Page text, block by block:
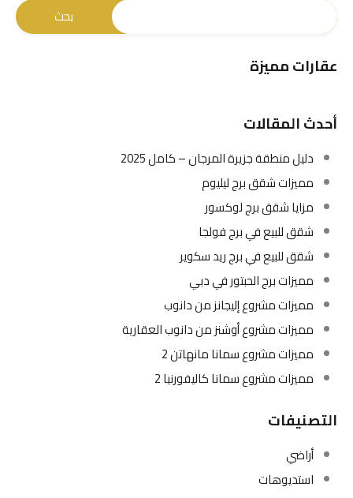
عقارات مميزة
أحدث المقالات
دليل منطقة جزيرة المرجان – كامل 2025
مميزات شقق برج ليليوم
مزايا شقق برج لوكسور
شقق للبيع في برج فولجا
شقق للبيع في برج ريد سكوير
مميزات برج الحبتور في دبي
مميزات مشروع إليجانز من دانوب
مميزات مشروع أوشنز من دانوب العقارية
مميزات مشروع سمانا مانهاتن 2
مميزات مشروع سمانا كاليفورنيا 2
التصنيفات
أراضي
استديوهات